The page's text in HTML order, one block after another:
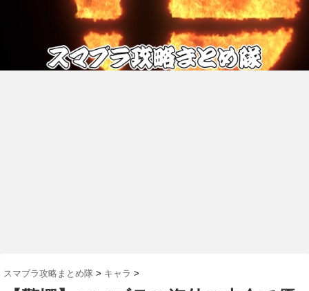
スマブラ攻略まとめ隊 > キャラ >